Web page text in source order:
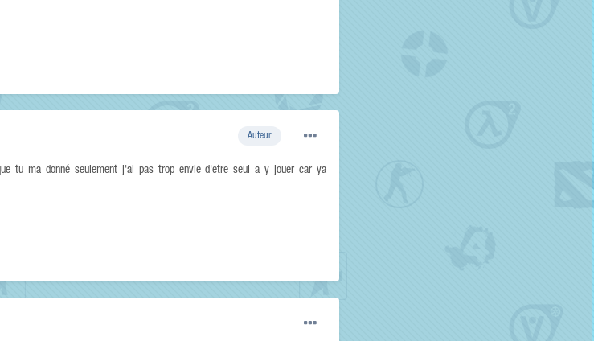
Auteur
tu ma donné seulement j'ai pas trop envie d'etre seul a y jouer car ya